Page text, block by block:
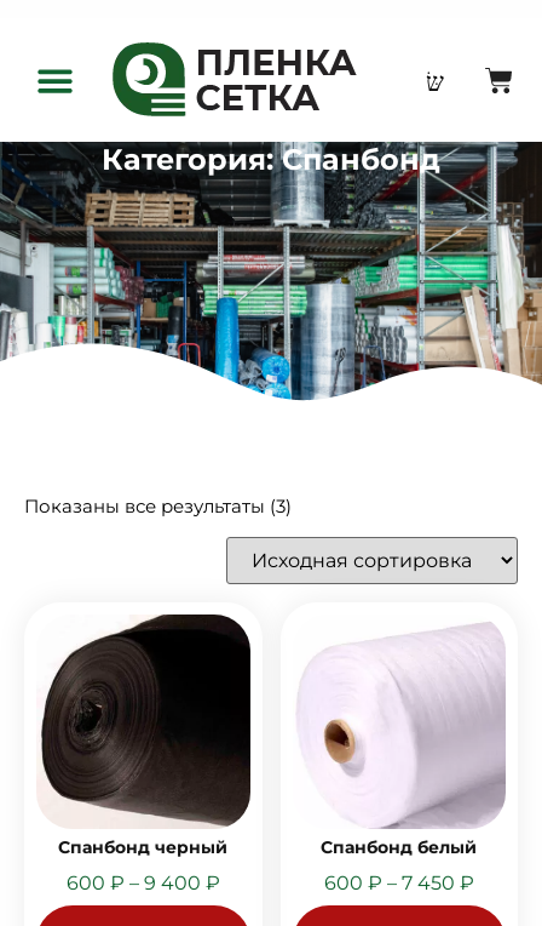
Категория: Спанбонд
Показаны все результаты (3)
Спанбонд черный
600 ₽ – 9 400 ₽
Спанбонд белый
600 ₽ – 7 450 ₽